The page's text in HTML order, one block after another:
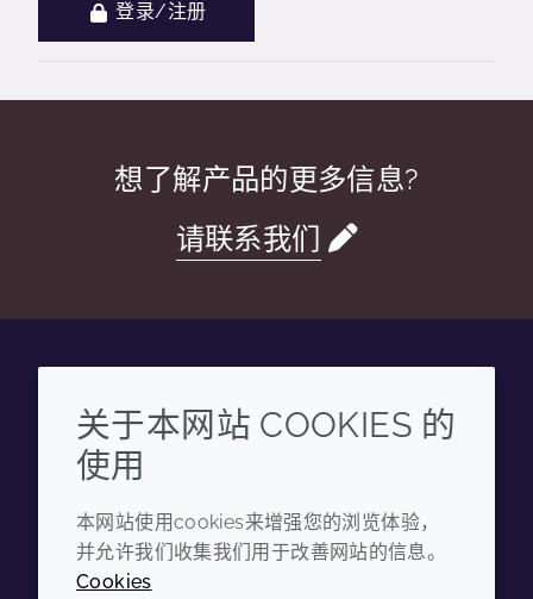
登录/注册
想了解产品的更多信息?
请联系我们
WechatYouku Zhihu Tiktok
企业
年度报告
可持续发展报告
条款和条件
隐私政策
关于本网站 COOKIES 的
使用
本网站使用cookies来增强您的浏览体验，
并允许我们收集我们用于改善网站的信息。
Cookies